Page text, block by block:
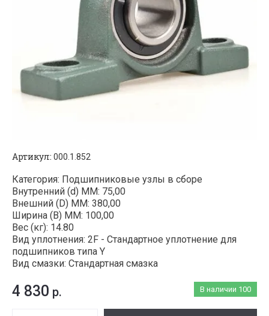
Артикул: 000.1.852
Категория: Подшипниковые узлы в сборе
Внутренний (d) ММ: 75,00
Внешний (D) ММ: 380,00
Ширина (B) MM: 100,00
Вес (кг): 14.80
Вид уплотнения: 2F - Стандартное уплотнение для
подшипников типа Y
Вид смазки: Стандартная смазка
В наличии 100
4 830 р.